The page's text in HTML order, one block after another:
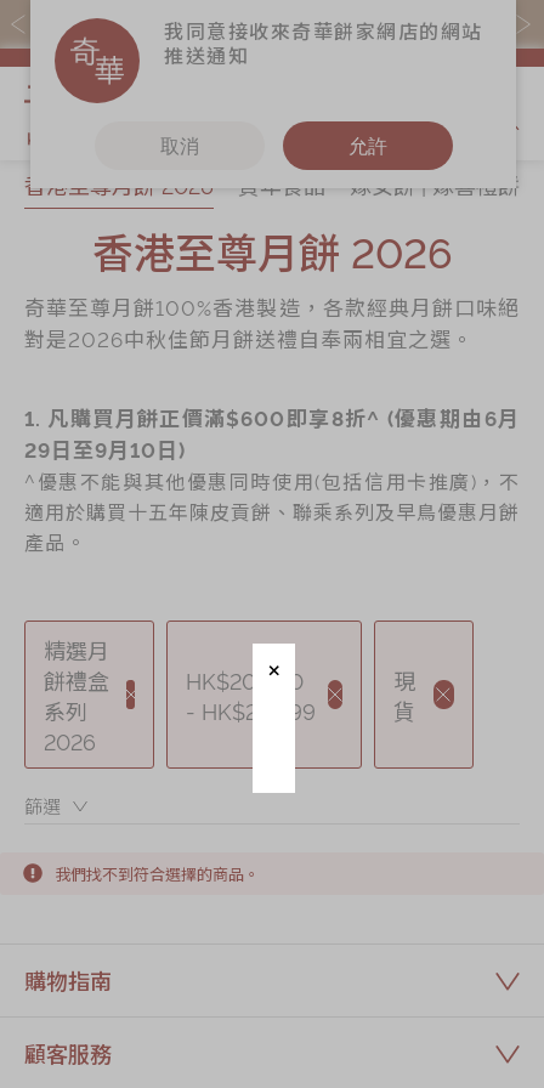
易賞錢會員憑推廣碼購買現貨產品可賺易賞錢($5=1分)
關於奇華
奇華傳奇
分店網絡
嫁喜須知
奇華網誌
奇華餅食
香港至尊月餅
2026
賀年食品
嫁女餅 | 嫁喜禮
手信禮品
家鄉餅食｜香港
製造
奇華迪士尼禮盒
奇華LINE
FRIENDS禮盒
所有產品
更多
奇華Fans
奇華茶室
加入奇華
EN 简体
香港至尊月餅 2026 賀年食品
嫁女餅 | 嫁喜禮餅
所有產品香港至尊月餅 2026
奇華至尊月餅100%香港製造，各款經典月餅口味絕
對是2026中秋佳節月餅送禮自奉兩相宜之選。
1. 凡購買月餅正價滿$600即享8折^ (優惠期由6月
29日至9月10日)
^優惠不能與其他優惠同時使用(包括信用卡推廣)，不
適用於購買十五年陳皮貢餅、聯乘系列及早鳥優惠月餅
產品。
精選月
餅禮盒
系列
2026
HK$200.00
- HK$209.99
現
貨
篩選：
我們找不到符合選擇的商品。
購物指南
顧客服務
我同意接收來奇華餅家網店的網站
推送通知
取消 允許